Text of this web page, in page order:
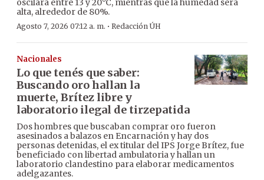
oscilará entre 13 y 20°C, mientras que la humedad será
alta, alrededor de 80%.
Agosto 7, 2026 07:12 a. m. · Redacción ÚH
Nacionales
Lo que tenés que saber:
Buscando oro hallan la
muerte, Brítez libre y
laboratorio ilegal de tirzepatida
Dos hombres que buscaban comprar oro fueron
asesinados a balazos en Encarnación y hay dos
personas detenidas, el ex titular del IPS Jorge Brítez, fue
beneficiado con libertad ambulatoria y hallan un
laboratorio clandestino para elaborar medicamentos
adelgazantes.